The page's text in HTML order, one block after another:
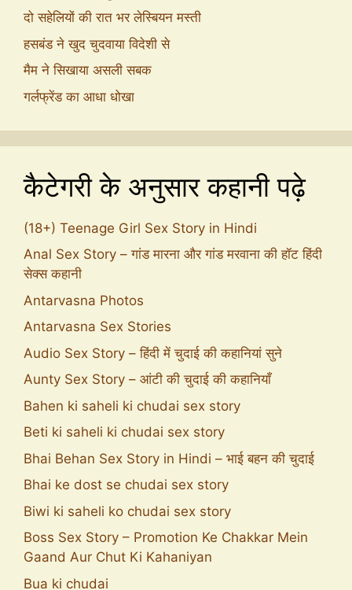
दो सहेलियों की रात भर लेस्बियन मस्ती
हसबंड ने खुद चुदवाया विदेशी से
मैम ने सिखाया असली सबक
गर्लफ्रेंड का आधा धोखा
कैटेगरी के अनुसार कहानी पढ़े
(18+) Teenage Girl Sex Story in Hindi
Anal Sex Story – गांड मारना और गांड मरवाना की हॉट हिंदी
सेक्स कहानी
Antarvasna Photos
Antarvasna Sex Stories
Audio Sex Story – हिंदी में चुदाई की कहानियां सुने
Aunty Sex Story – आंटी की चुदाई की कहानियाँ
Bahen ki saheli ki chudai sex story
Beti ki saheli ki chudai sex story
Bhai Behan Sex Story in Hindi – भाई बहन की चुदाई
Bhai ke dost se chudai sex story
Biwi ki saheli ko chudai sex story
Boss Sex Story – Promotion Ke Chakkar Mein
Gaand Aur Chut Ki Kahaniyan
Bua ki chudai